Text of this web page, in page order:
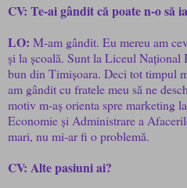
CV: Te-ai gândit că poate n-o să
LO: M-am gândit. Eu mereu am
și la școală. Sunt la Liceul Național
bun din Timișoara. Deci tot timpul
am gândit cu fratele meu să ne
motiv m-aș orienta spre marketing
Economie și Administrare a
mari, nu mi-ar fi o problemă.
CV: Alte pasiuni ai?